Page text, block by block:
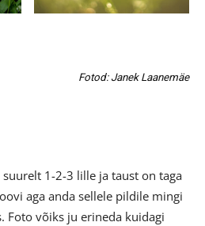
Fotod: Janek Laanemäe
1-2-3 lille ja taust on taga
aga anda sellele pildile mingi
Foto võiks ju erineda kuidagi